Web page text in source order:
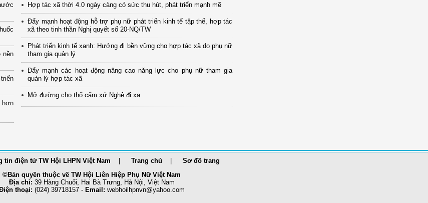
nền
hơn
Hợp tác xã thời 4.0 ngày càng có sức thu hút, phát triển mạnh mẽ
Đẩy mạnh hoạt động hỗ trợ phụ nữ phát triển kinh tế tập thể, hợp tác
xã theo tinh thần Nghị quyết số 20-NQ/TW
Phát triển kinh tế xanh: Hướng đi bền vững cho hợp tác xã do phụ nữ
tham gia quản lý
Đẩy mạnh các hoạt động nâng cao năng lực cho phụ nữ tham gia
quản lý hợp tác xã
Mở đường cho thổ cẩm xứ Nghệ đi xa
tin điện tử TW Hội LHPN Việt Nam Trang chủ
Sơ đồ trang
©Bản quyền thuộc về TW Hội Liên Hiệp Phụ Nữ Việt Nam
Địa chỉ: 39 Hàng Chuối, Hai Bà Trưng, Hà Nội, Việt Nam
thoại: (024) 39718157 - Email: webhoilhpnvn@yahoo.com